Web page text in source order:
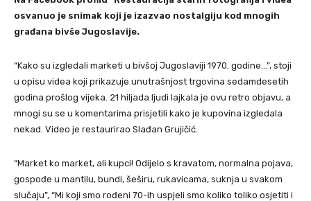
osvanuo je snimak koji je izazvao nostalgiju kod mnogih
građana bivše Jugoslavije.
“Kako su izgledali marketi u bivšoj Jugoslaviji 1970. godine…”, stoji
u opisu videa koji prikazuje unutrašnjost trgovina sedamdesetih
godina prošlog vijeka. 21 hiljada ljudi lajkala je ovu retro objavu, a
mnogi su se u komentarima prisjetili kako je kupovina izgledala
nekad. Video je restaurirao Slađan Grujičić.
“Market ko market, ali kupci! Odijelo s kravatom, normalna pojava,
gospođe u mantilu, bundi, šeširu, rukavicama, suknja u svakom
slučaju”, “Mi koji smo rođeni 70-ih uspjeli smo koliko toliko osjetiti i